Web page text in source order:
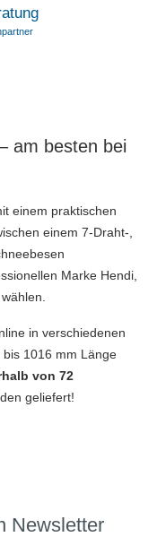
am besten bei
einem praktischen
einem 7-Draht-,
Marke Hendi,
in verschiedenen
1016 mm Länge
von 72
geliefert!
Newsletter